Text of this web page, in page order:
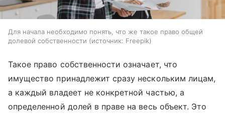
Для начала необходимо понять, что же такое право общей
долевой собственности
источник: Freepik
Такое право собственности означает, что
имущество принадлежит сразу нескольким лицам,
а каждый владеет не конкретной частью, а
определенной долей в праве на весь объект. Это